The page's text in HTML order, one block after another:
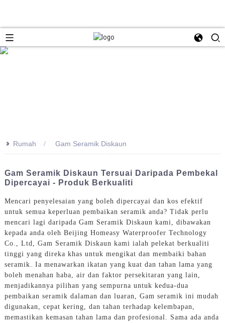
>> Rumah Gam Seramik Diskaun
Gam Seramik Diskaun Tersuai Daripada Pembekal
Dipercayai - Produk Berkualiti
Mencari penyelesaian yang boleh dipercayai dan kos efektif
untuk semua keperluan pembaikan seramik anda? Tidak perlu
mencari lagi daripada Gam Seramik Diskaun kami, dibawakan
kepada anda oleh Beijing Homeasy Waterproofer Technology
Co., Ltd, Gam Seramik Diskaun kami ialah pelekat berkualiti
tinggi yang direka khas untuk mengikat dan membaiki bahan
seramik. Ia menawarkan ikatan yang kuat dan tahan lama yang
boleh menahan haba, air dan faktor persekitaran yang lain,
menjadikannya pilihan yang sempurna untuk kedua-dua
pembaikan seramik dalaman dan luaran, Gam seramik ini mudah
digunakan, cepat kering, dan tahan terhadap kelembapan,
memastikan kemasan tahan lama dan profesional. Sama ada anda